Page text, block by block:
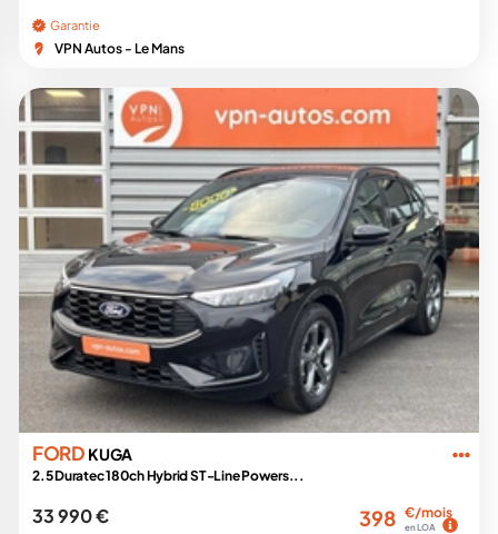
Garantie
VPN Autos - Le Mans
FORD KUGA
2.5 Duratec 180ch Hybrid ST-Line Powers...
33 990 € 398 €/mois
en LOA